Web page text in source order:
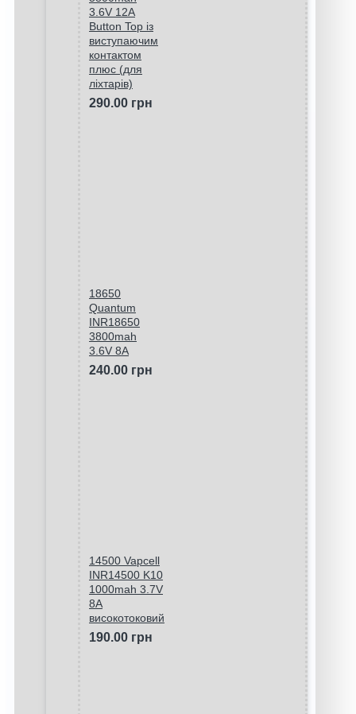
3.6V 12A
Button Top із
виступаючим
контактом
плюс (для
ліхтарів)
290.00 грн
18650
Quantum
INR18650
3800mah
3.6V 8A
240.00 грн
14500 Vapcell
INR14500 K10
1000mah 3.7V
8A
високотоковий
190.00 грн